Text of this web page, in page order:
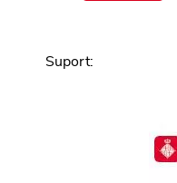
Suport: